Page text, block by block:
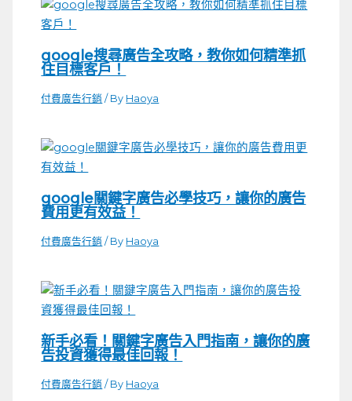
google搜尋廣告全攻略，教你如何精準抓
住目標客戶！
付費廣告行銷 / By Haoya
google關鍵字廣告必學技巧，讓你的廣告
費用更有效益！
付費廣告行銷 / By Haoya
新手必看！關鍵字廣告入門指南，讓你的廣
告投資獲得最佳回報！
付費廣告行銷 / By Haoya